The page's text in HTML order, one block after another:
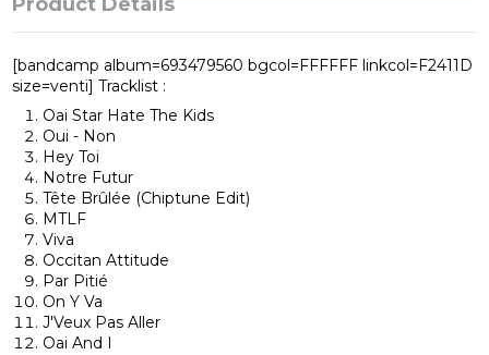
[bandcamp album=693479560 bgcol=FFFFFF linkcol=F2411D
size=venti] Tracklist :
Oai Star Hate The Kids
Oui - Non
Hey Toi
Notre Futur
Tête Brûlée (Chiptune Edit)
MTLF
Viva
Occitan Attitude
Par Pitié
On Y Va
J'Veux Pas Aller
Oai And I